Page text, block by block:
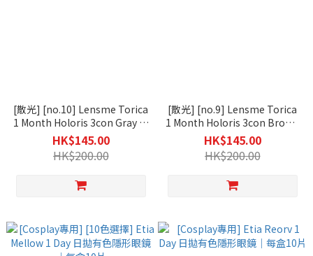
[散光] [no.10] Lensme Torica
1 Month Holoris 3con Gray 月
拋彩妝隱形眼鏡｜每盒2片
HK$145.00
HK$200.00
[散光] [no.9] Lensme Torica
1 Month Holoris 3con Brown
月拋彩妝隱形眼鏡｜每盒2片
HK$145.00
HK$200.00